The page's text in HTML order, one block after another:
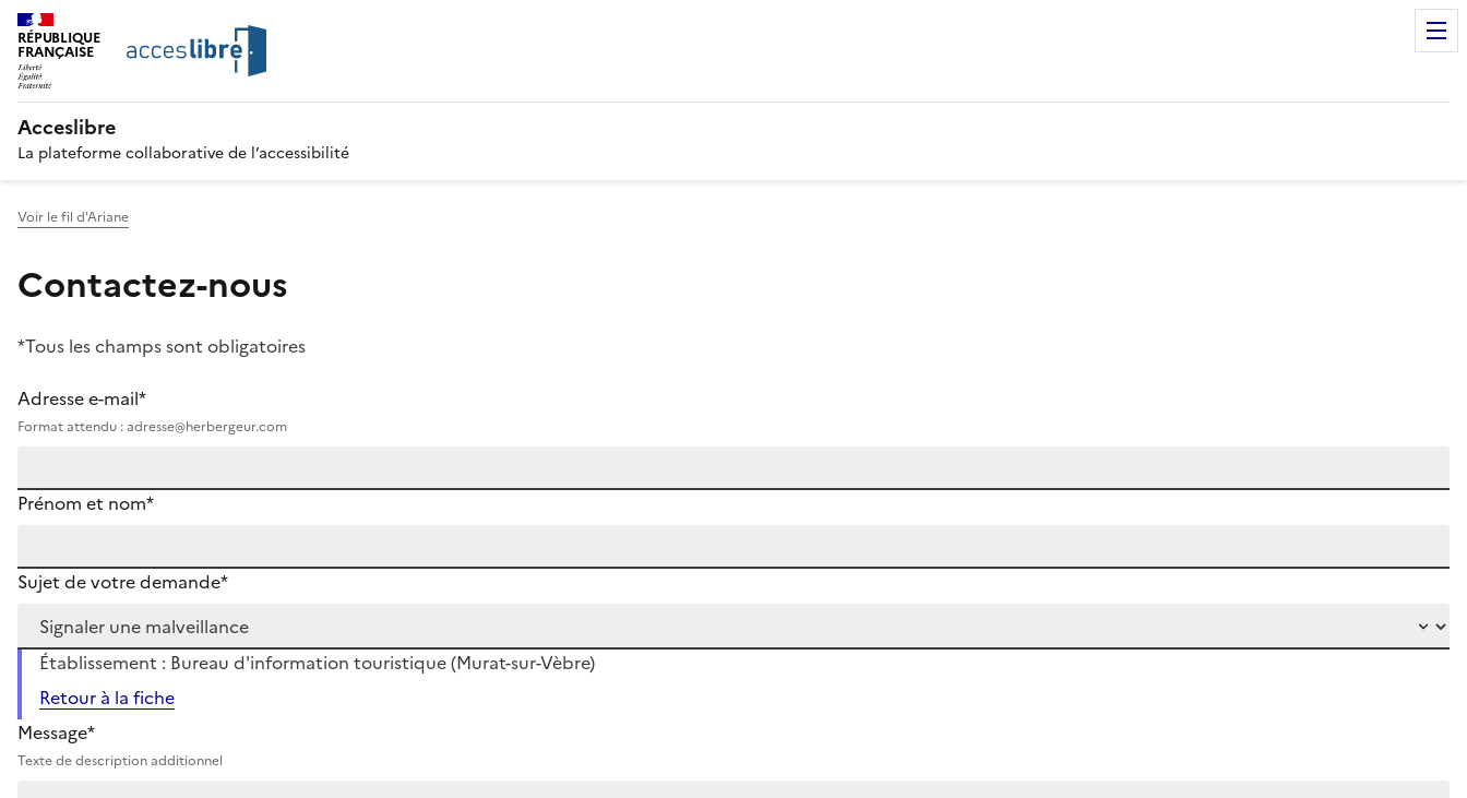
RÉPUBLIQUE
FRANÇAISE
Acceslibre
La plateforme collaborative de l’accessibilité
Voir le fil d'Ariane
Contactez-nous
*Tous les champs sont obligatoires
Adresse e-mail*
Format attendu : adresse@herbergeur.com
Prénom et nom*
Sujet de votre demande*
Établissement : Bureau d'information touristique (Murat-sur-Vèbre)
Retour à la fiche
Message*
Texte de description additionnel